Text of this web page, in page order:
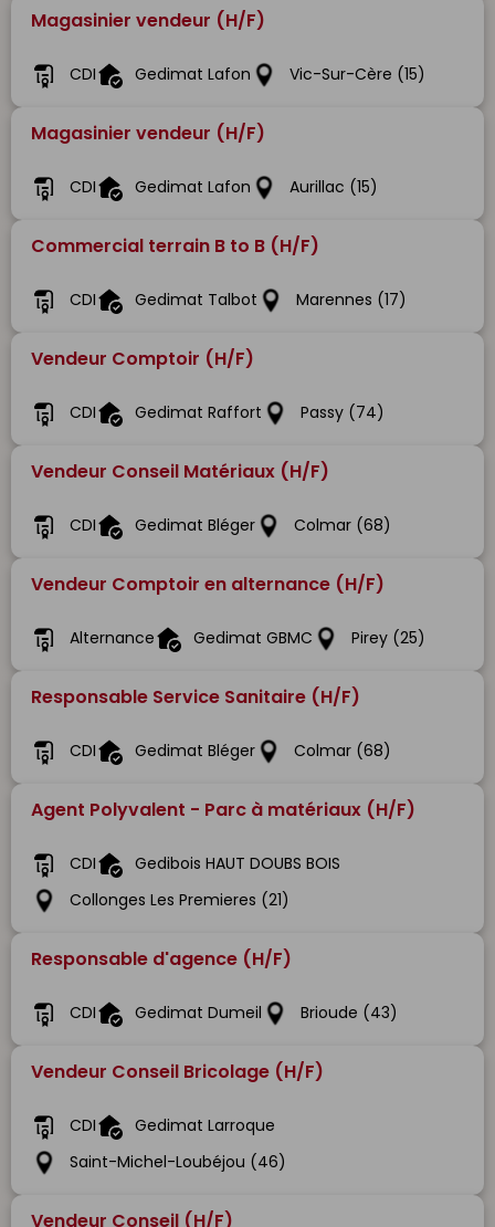
Magasinier vendeur (H/F)
CDI Gedimat Lafon Vic-Sur-Cère (15)
Magasinier vendeur (H/F)
CDI Gedimat Lafon Aurillac (15)
Commercial terrain B to B (H/F)
CDI Gedimat Talbot Marennes (17)
Vendeur Comptoir (H/F)
CDI Gedimat Raffort Passy (74)
Vendeur Conseil Matériaux (H/F)
CDI Gedimat Bléger Colmar (68)
Vendeur Comptoir en alternance (H/F)
Alternance Gedimat GBMC Pirey (25)
Responsable Service Sanitaire (H/F)
CDI Gedimat Bléger Colmar (68)
Agent Polyvalent - Parc à matériaux (H/F)
CDI
Gedibois HAUT DOUBS BOIS
Collonges Les Premieres (21)
Responsable d'agence (H/F)
CDI Gedimat Dumeil Brioude (43)
Vendeur Conseil Bricolage (H/F)
CDI
Gedimat Larroque
Saint-Michel-Loubéjou (46)
Vendeur Conseil (H/F)